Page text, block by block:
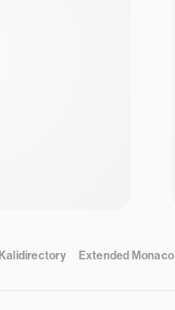
Kalidirectory Extended Monaco